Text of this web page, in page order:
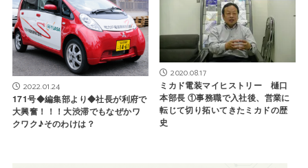
2022.01.24
171号◆編集部より◆社長が利府で
大興奮！！！大渋滞でもなぜかワ
クワク♪そのわけは？
2020.08.17
ミカド電装マイヒストリー 樋口
本部長 ①事務職で入社後、営業に
転じて切り拓いてきたミカドの歴
史